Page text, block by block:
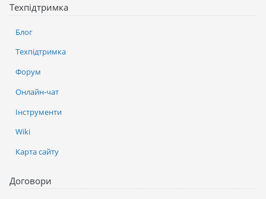
Техпідтримка
Блог
Техпідтримка
Форум
Онлайн-чат
Інструменти
Wiki
Карта сайту
Договори